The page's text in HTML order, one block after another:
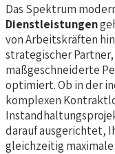
Das Spektrum
Dienstleistungen
von Arbeitskräften
strategischer
maßgeschneiderte
optimiert. Ob in der
komplexen
darauf ausgerichtet,
gleichzeitig